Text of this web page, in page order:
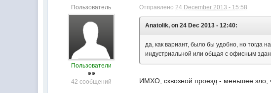
Пользователь
Пользователи
42 сообщений
Отправлено24 December 2013 - 15:58
Anatolik, on 24 Dec 2013 - 12:40:
да, как вариант, было бы удобно, но тогда
индустриальной или общая с офисным
ИМХО, сквозной проезд - меньшее зло,